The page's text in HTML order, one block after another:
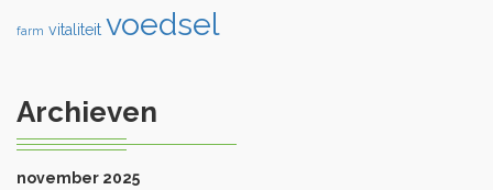
farm vitaliteit voedsel
Archieven
november 2025